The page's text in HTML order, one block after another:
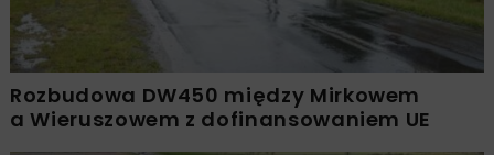
Rozbudowa DW450 między Mirkowem
a Wieruszowem z dofinansowaniem UE